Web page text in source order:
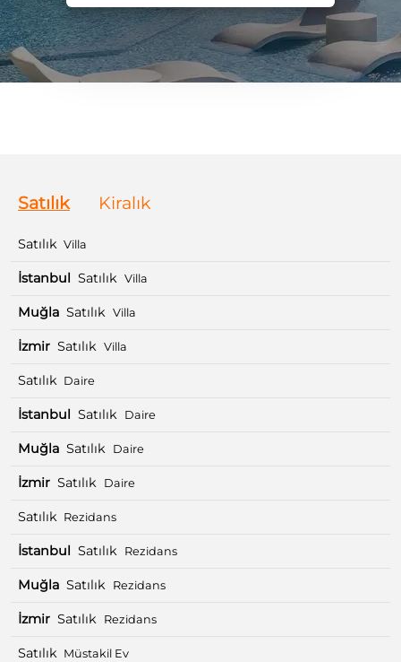
Satılık Kiralık
Satılık Villa
İstanbul Satılık Villa
Muğla Satılık Villa
İzmir Satılık Villa
Satılık Daire
İstanbul Satılık Daire
Muğla Satılık Daire
İzmir Satılık Daire
Satılık Rezidans
İstanbul Satılık Rezidans
Muğla Satılık Rezidans
İzmir Satılık Rezidans
Satılık Müstakil Ev